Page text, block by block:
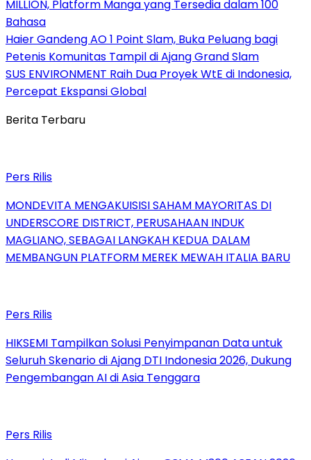
MILLION, Platform Manga yang Tersedia dalam 100
Bahasa
Haier Gandeng AO 1 Point Slam, Buka Peluang bagi
Petenis Komunitas Tampil di Ajang Grand Slam
SUS ENVIRONMENT Raih Dua Proyek WtE di Indonesia,
Percepat Ekspansi Global
Berita Terbaru
Pers Rilis
MONDEVITA MENGAKUISISI SAHAM MAYORITAS DI
UNDERSCORE DISTRICT, PERUSAHAAN INDUK
MAGLIANO, SEBAGAI LANGKAH KEDUA DALAM
MEMBANGUN PLATFORM MEREK MEWAH ITALIA BARU
Pers Rilis
HIKSEMI Tampilkan Solusi Penyimpanan Data untuk
Seluruh Skenario di Ajang DTI Indonesia 2026, Dukung
Pengembangan AI di Asia Tenggara
Pers Rilis